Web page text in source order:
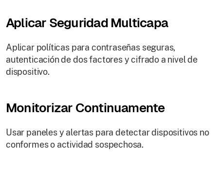
Aplicar Seguridad Multicapa
Aplicar políticas para contraseñas seguras,
autenticación de dos factores y cifrado a nivel de
dispositivo.
Monitorizar Continuamente
Usar paneles y alertas para detectar dispositivos no
conformes o actividad sospechosa.